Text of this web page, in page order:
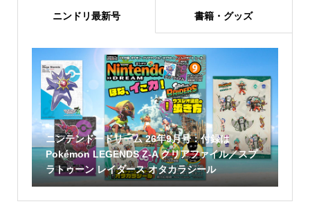
ニンドリ最新号 書籍・グッズ
ニンテンドードリーム 26年9月号：付録は
Pokémon LEGENDS Z-A クリアファイル／スプ
ラトゥーン レイダース オタカラシール